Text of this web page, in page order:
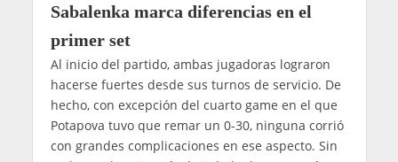
Sabalenka marca diferencias en el
primer set
Al inicio del partido, ambas jugadoras lograron
hacerse fuertes desde sus turnos de servicio. De
hecho, con excepción del cuarto game en el que
Potapova tuvo que remar un 0-30, ninguna corrió
con grandes complicaciones en ese aspecto. Sin